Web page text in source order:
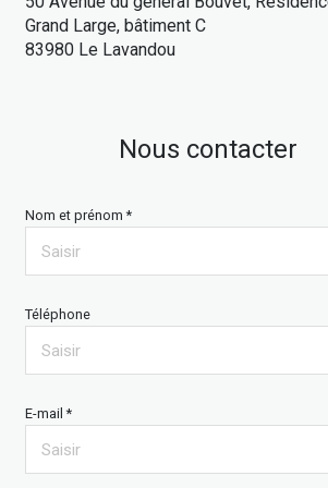
Grand Large, bâtiment C
83980 Le Lavandou
Nous contacter
Nom et prénom *
Téléphone
E-mail *